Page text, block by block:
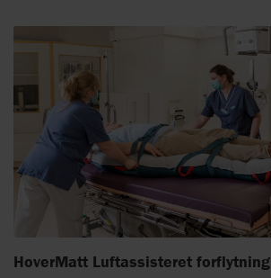
HoverMatt Luftassisteret forflytning